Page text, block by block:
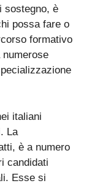
sostegno, è
possa fare o
formativo
italiani
La
è a numero
candidati
Esse si